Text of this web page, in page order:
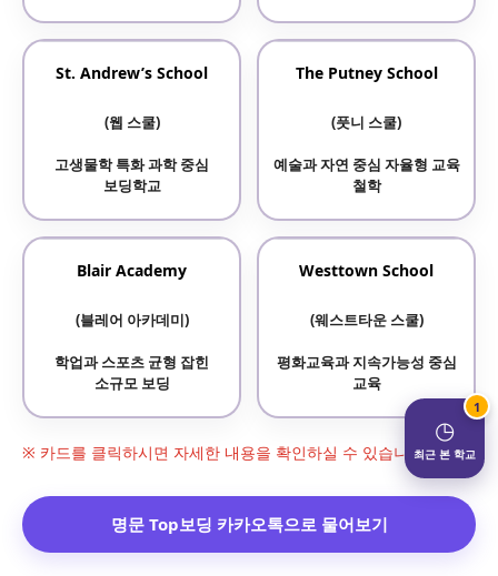
◷
최근 본 학교
1
St. Andrew’s School
(웹 스쿨)
고생물학 특화 과학 중심
보딩학교
The Putney School
(풋니 스쿨)
예술과 자연 중심 자율형 교육
철학
Blair Academy
(블레어 아카데미)
학업과 스포츠 균형 잡힌
소규모 보딩
Westtown School
(웨스트타운 스쿨)
평화교육과 지속가능성 중심
교육
※ 카드를 클릭하시면 자세한 내용을 확인하실 수 있습니다.
명문 Top보딩 카카오톡으로 물어보기